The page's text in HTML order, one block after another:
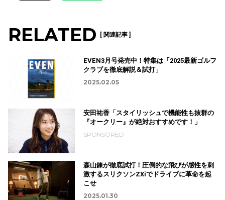
RELATED [ 関連記事 ]
EVEN3月号発売中！特集は「2025最新ゴルフ
クラブを徹底解説＆試打」
2025.02.05
安田祐香「スタイリッシュで機能性も抜群の
『オークリー』が絶対おすすめです！」
SPONSORED
森山錬が徹底試打！圧倒的な飛びが感性を刺
激するスリクソンZXiでドライブに革命を起
こせ
2025.01.30